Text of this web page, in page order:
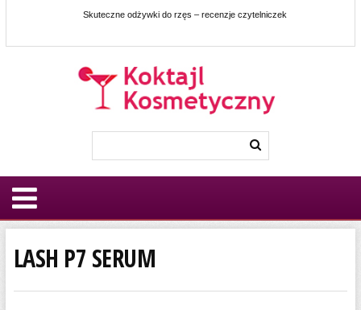
Skuteczne odżywki do rzęs – recenzje czytelniczek
LASH P7 SERUM